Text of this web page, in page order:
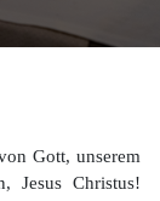
Gott, unserem
Jesus Christus!